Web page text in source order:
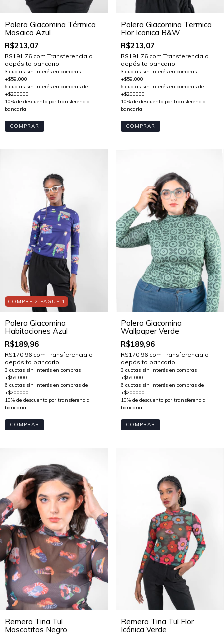
Polera Giacomina Térmica
Mosaico Azul
R$213,07
R$191,76 com Transferencia o
depósito bancario
COMPRAR
Polera Giacomina Termica
Flor Iconica B&W
R$213,07
R$191,76 com Transferencia o
depósito bancario
COMPRAR
COMPRE 2 PAGUE 1
Polera Giacomina
Habitaciones Azul
R$189,96
R$170,96 com Transferencia o
depósito bancario
COMPRAR
Polera Giacomina
Wallpaper Verde
R$189,96
R$170,96 com Transferencia o
depósito bancario
COMPRAR
Remera Tina Tul
Mascotitas Negro
Remera Tina Tul Flor
Icónica Verde